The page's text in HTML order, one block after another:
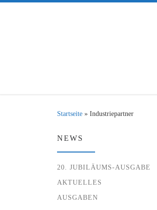
Startseite » Industriepartner
NEWS
20. JUBILÄUMS-AUSGABE
AKTUELLES
AUSGABEN